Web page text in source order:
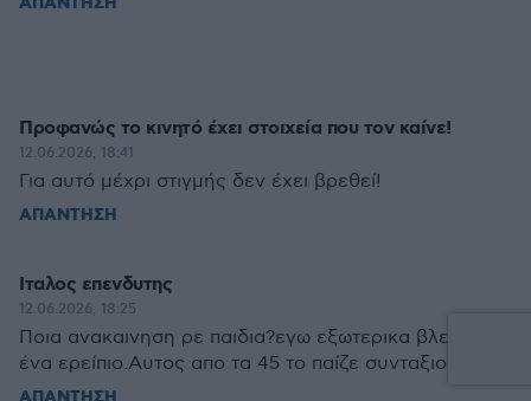
Προφανώς το κινητό έχει στοιχεία που τον καίνε!
12.06.2026, 18:41
Για αυτό μέχρι στιγμής δεν έχει βρεθεί!
ΑΠΑΝΤΗΣΗ
Ιταλος επενδυτης
12.06.2026, 18:25
Ποια ανακαινηση ρε παιδια?εγω εξωτερικα βλεπω
ένα ερείπιο.Αυτος απο τα 45 το παίζε συνταξιούχος?